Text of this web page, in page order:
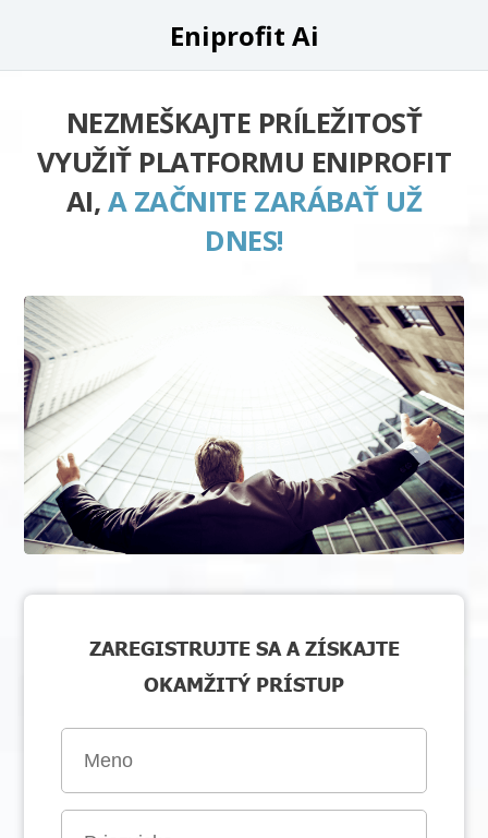
Eniprofit Ai
NEZMEŠKAJTE PRÍLEŽITOSŤ
VYUŽIŤ PLATFORMU ENIPROFIT
AI, A ZAČNITE ZARÁBAŤ UŽ
DNES!
ZAREGISTRUJTE SA A ZÍSKAJTE
OKAMŽITÝ PRÍSTUP